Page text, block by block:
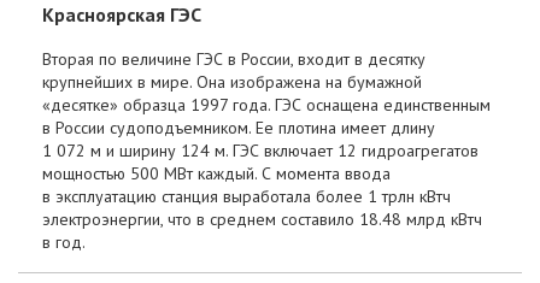
Красноярская ГЭС
Вторая по величине ГЭС в России, входит в десятку
крупнейших в мире. Она изображена на бумажной
«десятке» образца 1997 года. ГЭС оснащена единственным
в России судоподъемником. Ее плотина имеет длину
1 072 м и ширину 124 м. ГЭС включает 12 гидроагрегатов
мощностью 500 МВт каждый. С момента ввода
в эксплуатацию станция выработала более 1 трлн кВтч
электроэнергии, что в среднем составило 18.48 млрд кВтч
в год.